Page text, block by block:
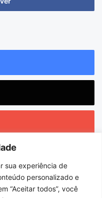
sua experiência de
personalizado e
“Aceitar todos”, você